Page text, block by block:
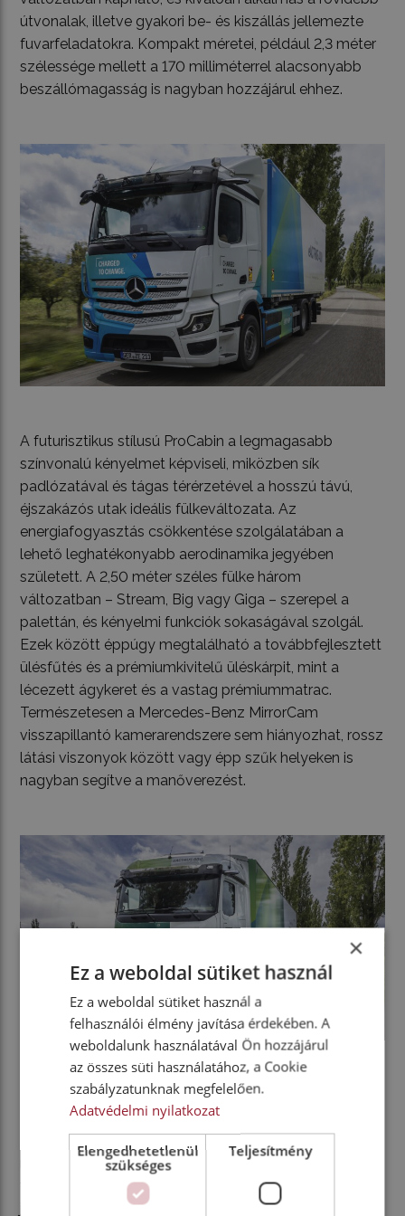
útvonalak, illetve gyakori be- és kiszállás jellemezte
fuvarfeladatokra. Kompakt méretei, például 2,3 méter
szélessége mellett a 170 milliméterrel alacsonyabb
beszállómagasság is nagyban hozzájárul ehhez.
A futurisztikus stílusú ProCabin a legmagasabb
színvonalú kényelmet képviseli, miközben sík
padlózatával és tágas térérzetével a hosszú távú,
éjszakázós utak ideális fülkeváltozata. Az
energiafogyasztás csökkentése szolgálatában a
lehető leghatékonyabb aerodinamika jegyében
született. A 2,50 méter széles fülke három
változatban – Stream, Big vagy Giga – szerepel a
palettán, és kényelmi funkciók sokaságával szolgál.
Ezek között éppúgy megtalálható a továbbfejlesztett
ülésfűtés és a prémiumkivitelű üléskárpit, mint a
lécezett ágykeret és a vastag prémiummatrac.
Természetesen a Mercedes-Benz MirrorCam
visszapillantó kamerarendszere sem hiányozhat, rossz
látási viszonyok között vagy épp szűk helyeken is
nagyban segítve a manőverezést.
A bőség zavara
Mostantól még több lehetőség áll az ügyfelek
rendelkezésére, elektromos Mercedese-Benz
teherautóik egyéni kialakítására. A jövőben ugyanis
jelentősen, az alapjármű több mint 40 változatára
×
Ez a weboldal sütiket használ
Ez a weboldal sütiket használ a
felhasználói élmény javítása érdekében. A
weboldalunk használatával Ön hozzájárul
az összes süti használatához, a Cookie
szabályzatunknak megfelelően.
Adatvédelmi nyilatkozat
Elengedhetetlenül
szükséges
Teljesítmény